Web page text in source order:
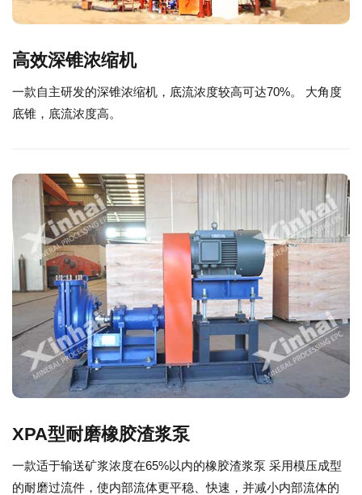
高效深锥浓缩机
一款自主研发的深锥浓缩机，底流浓度较高可达70%。 大角度
底锥，底流浓度高。
XPA型耐磨橡胶渣浆泵
一款适于输送矿浆浓度在65%以内的橡胶渣浆泵 采用模压成型
的耐磨过流件，使内部流体更平稳、快速，并减小内部流体的